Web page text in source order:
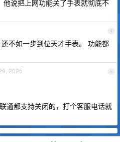
他说把上网功能关了手表就彻底不
4
不如一步到位天才手表。 功能都
5
2025
通都支持关闭的，打个客服电话就